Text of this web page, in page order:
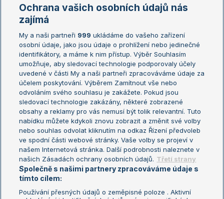
Žebříčky
Žebříček ATP (muži)
Žebříček WTA (ženy)
Sázkařský žebříček
Australian Open
French Open
Wimbledon
US Open
Turnaj mistrů
Turnaj mistryň
Aktualní trendy
Fotbalové přestupy
Livesport Daily
LS Prague Open
Ochrana vašich osobních údajů nás
zajímá
My a naši partneři 999 ukládáme do vašeho zařízení
osobní údaje, jako jsou údaje o prohlížení nebo jedinečné
identifikátory, a máme k nim přístup. Výběr Souhlasím
umožňuje, aby sledovací technologie podporovaly účely
uvedené v části My a naši partneři zpracováváme údaje za
účelem poskytování. Výběrem Zamítnout vše nebo
odvoláním svého souhlasu je zakážete. Pokud jsou
sledovací technologie zakázány, některé zobrazené
obsahy a reklamy pro vás nemusí být tolik relevantní. Tuto
nabídku můžete kdykoli znovu zobrazit a změnit své volby
nebo souhlas odvolat kliknutím na odkaz Řízení předvoleb
ve spodní části webové stránky. Vaše volby se projeví v
našem Internetová stránka. Další podrobnosti naleznete v
našich Zásadách ochrany osobních údajů. Třetí strany
Společně s našimi partnery zpracováváme údaje s
tímto cílem:
Používání přesných údajů o zeměpisné poloze . Aktivní